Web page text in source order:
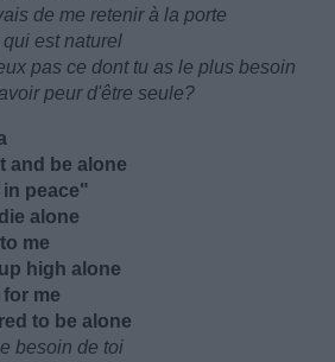
de me retenir à la porte
est naturel
pas ce dont tu as le plus besoin
peur d'être seule?
and be alone
in peace"
alone
me
high alone
me
to be alone
besoin de toi